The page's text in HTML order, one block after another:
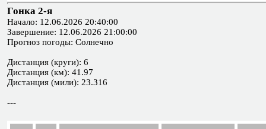
Гонка 2-я
Начало: 12.06.2026 20:40:00
Завершение: 12.06.2026 21:00:00
Прогноз погоды: Солнечно
Дистанция (круги): 6
Дистанция (км): 41.97
Дистанция (мили): 23.316
---